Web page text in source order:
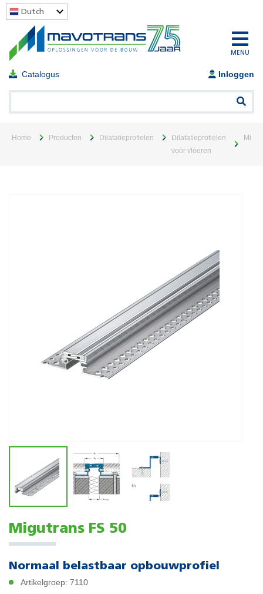
Dutch
MENU
Catalogus Inloggen
Home Producten Dilatatieprofielen
Dilatatieprofielen
voor vloeren
Migutrans FS 50
Normaal belastbaar opbouwprofiel
Artikelgroep: 7110